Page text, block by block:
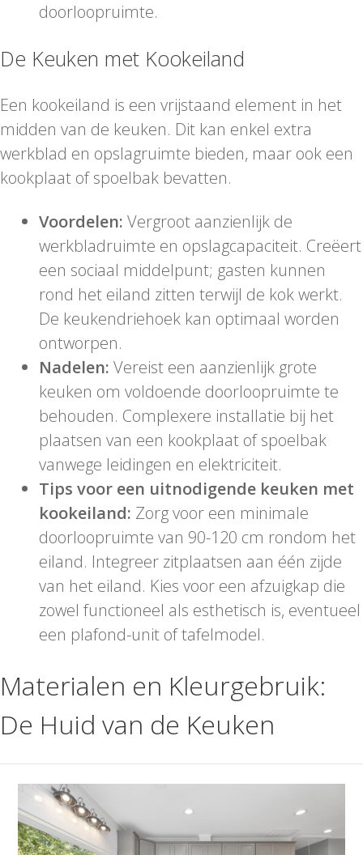
doorloopruimte.
De Keuken met Kookeiland
Een kookeiland is een vrijstaand element in het
midden van de keuken. Dit kan enkel extra
werkblad en opslagruimte bieden, maar ook een
kookplaat of spoelbak bevatten.
Voordelen: Vergroot aanzienlijk de
werkbladruimte en opslagcapaciteit. Creëert
een sociaal middelpunt; gasten kunnen
rond het eiland zitten terwijl de kok werkt.
De keukendriehoek kan optimaal worden
ontworpen.
Nadelen: Vereist een aanzienlijk grote
keuken om voldoende doorloopruimte te
behouden. Complexere installatie bij het
plaatsen van een kookplaat of spoelbak
vanwege leidingen en elektriciteit.
Tips voor een uitnodigende keuken met
kookeiland: Zorg voor een minimale
doorloopruimte van 90-120 cm rondom het
eiland. Integreer zitplaatsen aan één zijde
van het eiland. Kies voor een afzuigkap die
zowel functioneel als esthetisch is, eventueel
een plafond-unit of tafelmodel.
Materialen en Kleurgebruik:
De Huid van de Keuken